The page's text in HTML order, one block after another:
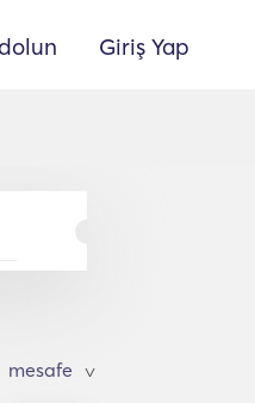
Giriş Yap
>